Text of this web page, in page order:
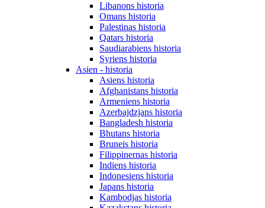
Libanons historia
Omans historia
Palestinas historia
Qatars historia
Saudiarabiens historia
Syriens historia
Asien - historia
Asiens historia
Afghanistans historia
Armeniens historia
Azerbajdzjans historia
Bangladesh historia
Bhutans historia
Bruneis historia
Filippinernas historia
Indiens historia
Indonesiens historia
Japans historia
Kambodjas historia